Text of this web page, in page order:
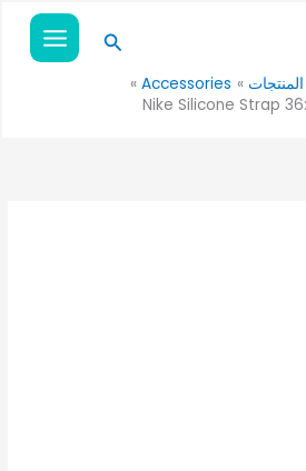
البحث
المنتجات
Accessories
Nike Silicone Strap